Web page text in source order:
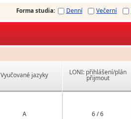
Forma studia: Denní Večerní
Vyučované jazyky
A
LONI: přihlášení/plán
přijmout
6 / 6